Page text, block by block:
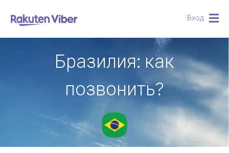
Вход
Бразилия: как
позвонить?